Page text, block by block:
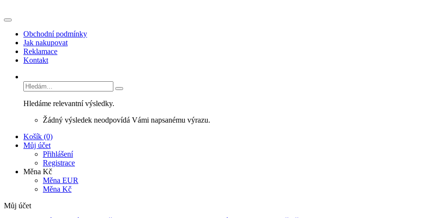
Obchodní podmínky
Jak nakupovat
Reklamace
Kontakt
Hledáme relevantní výsledky.
Žádný výsledek neodpovídá Vámi napsanému výrazu.
Košík (0)
Můj účet
Přihlášení
Registrace
Měna Kč
Měna EUR
Měna Kč
Můj účet